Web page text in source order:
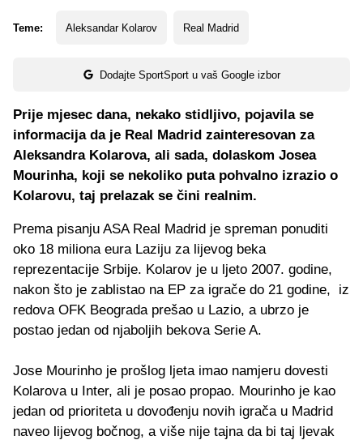
Teme: Aleksandar Kolarov Real Madrid
Dodajte SportSport u vaš Google izbor
Prije mjesec dana, nekako stidljivo, pojavila se
informacija da je Real Madrid zainteresovan za
Aleksandra Kolarova, ali sada, dolaskom Josea
Mourinha, koji se nekoliko puta pohvalno izrazio o
Kolarovu, taj prelazak se čini realnim.
Prema pisanju ASA Real Madrid je spreman ponuditi
oko 18 miliona eura Laziju za lijevog beka
reprezentacije Srbije. Kolarov je u ljeto 2007. godine,
nakon što je zablistao na EP za igrače do 21 godine, iz
redova OFK Beograda prešao u Lazio, a ubrzo je
postao jedan od njaboljih bekova Serie A.
Jose Mourinho je prošlog ljeta imao namjeru dovesti
Kolarova u Inter, ali je posao propao. Mourinho je kao
jedan od prioriteta u dovođenju novih igrača u Madrid
naveo lijevog bočnog, a više nije tajna da bi taj ljevak